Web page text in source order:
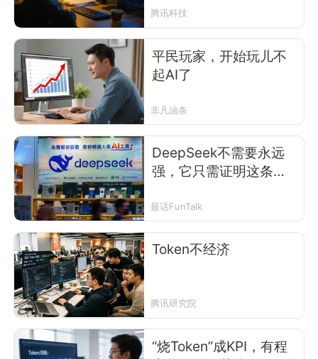
腾讯科技
平民玩家，开始玩儿不
起AI了
非凡油条
DeepSeek不需要永远
强，它只需证明这条路
最话FunTalk
Token不经济
腾讯研究院
“烧Token”成KPI，有程